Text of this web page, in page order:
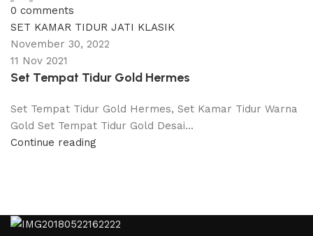
0 comments
SET KAMAR TIDUR JATI KLASIK
November 30, 2022
11 Nov 2021
Set Tempat Tidur Gold Hermes
Set Tempat Tidur Gold Hermes, Set Kamar Tidur Warna
Gold Set Tempat Tidur Gold Desai...
Continue reading